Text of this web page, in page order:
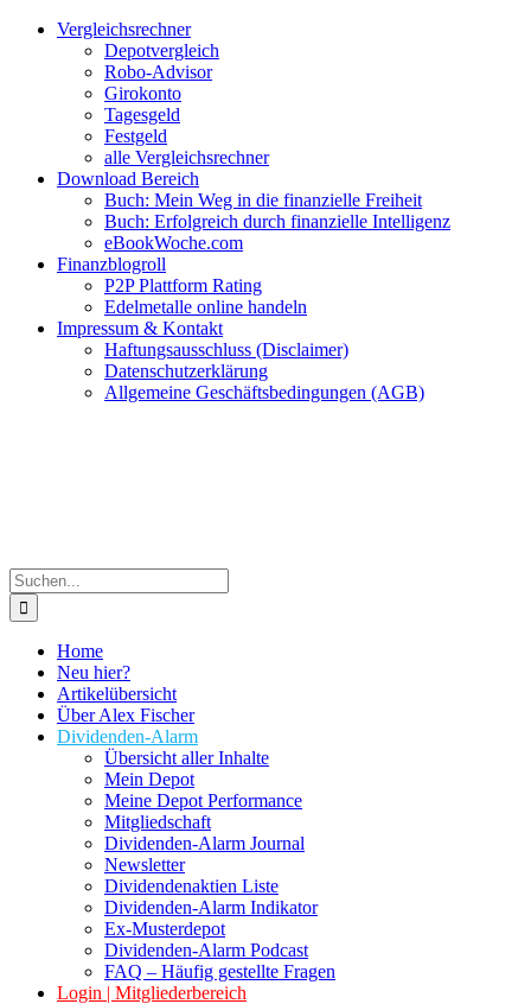
Zum
Facebook
Twitter
Instagram
Pinterest
YouTubeVergleichsrechner
Depotvergleich
Robo-Advisor
Girokonto
Tagesgeld
Festgeld
alle Vergleichsrechner
Download Bereich
Buch: Mein Weg in die finanzielle Freiheit
Buch: Erfolgreich durch finanzielle Intelligenz
eBookWoche.com
Finanzblogroll
P2P Plattform Rating
Edelmetalle online handeln
Impressum & Kontakt
Haftungsausschluss (Disclaimer)
Datenschutzerklärung
Allgemeine Geschäftsbedingungen (AGB)
Suche
nach:
Home
Neu hier?
Artikelübersicht
Über Alex Fischer
Dividenden-Alarm
Übersicht aller Inhalte
Mein Depot
Meine Depot Performance
Mitgliedschaft
Dividenden-Alarm Journal
Newsletter
Dividendenaktien Liste
Dividenden-Alarm Indikator
Ex-Musterdepot
Dividenden-Alarm Podcast
FAQ – Häufig gestellte Fragen
Login | Mitgliederbereich